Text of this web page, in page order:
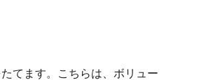
てます。こちらは、ボリュー